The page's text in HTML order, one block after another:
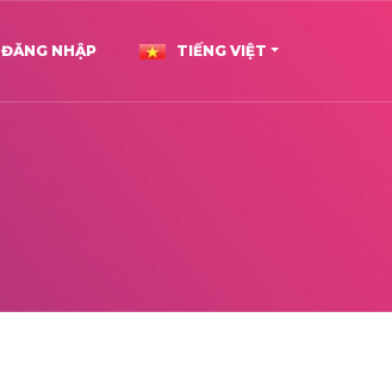
ĐĂNG NHẬP TIẾNG VIỆT